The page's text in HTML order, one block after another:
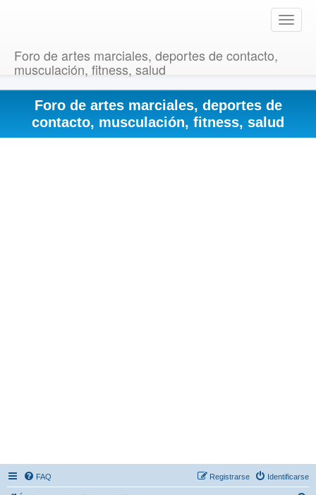
T
o
e
v
Foro de artes marciales, deportes de contacto,
musculación, fitness, salud
Foro de artes marciales, deportes de
contacto, musculación, fitness, salud
FAQ Identificarse
Registrarse